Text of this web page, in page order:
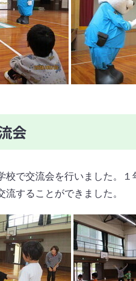
会
校で交流会を行いました。
することができました。